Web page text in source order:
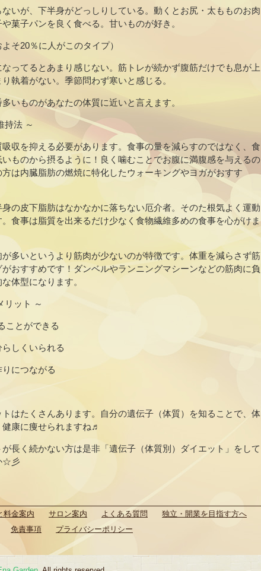
ないが、下半身がどっしりしている。動くとお尻・太もものお肉
菓子パンを良く食べる。甘いものが好き。
そ20％に人がこのタイプ）
ってるとあまり感じない。筋トレが続かず腹筋だけでも息が上
執着がない。季節問わず寒いと感じる。
いものがあなたの体質に近いと言えます。
持法 ～
収を抑える必要があります。食事の量を減らすのではなく、食
ものから摂るように！良く噛むことでお腹に満腹感を与えるの
は内臓脂肪の燃焼に特化したウォーキングやヨガがおすす
の皮下脂肪はなかなかに落ちない厄介者。そのた根気よく運動
食事は脂質を出来るだけ少なく食物繊維多めの食事を心がけま
多いというより筋肉が少ないのが特徴です。体重を減らさず筋
おすすめです！ダンベルやランニングマシーンなどの筋肉に負
体型になります。
リット ～
ことができる
らしくいられる
りにつながる
はたくさんあります。自分の遺伝子（体質）を知ることで、体
康に痩せられますね♬
長く続かない方は是非「遺伝子（体質別）ダイエット」をして
☆彡
料金案内 サロン案内 よくある質問
独立・開業を目指す方へ
免責事項 プライバシーポリシー